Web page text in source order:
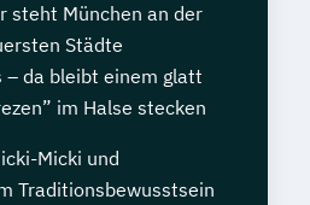
steht München an der
Städte
– da bleibt einem glatt
im Halse stecken
Micki und
Traditionsbewusstsein